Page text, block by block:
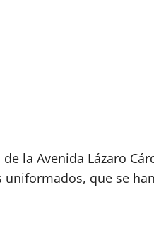
la Avenida Lázaro
que se